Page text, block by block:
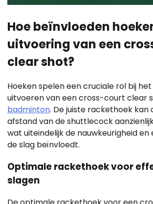
Hoe beïnvloeden
uitvoering van een
clear shot?
Hoeken spelen een cruciale rol bij
uitvoeren van een cross-court clear
badminton. De juiste rackethoek kan
afstand van de shuttlecock
wat uiteindelijk de nauwkeurigheid
de slag beïnvloedt.
Optimale rackethoek voor
slagen